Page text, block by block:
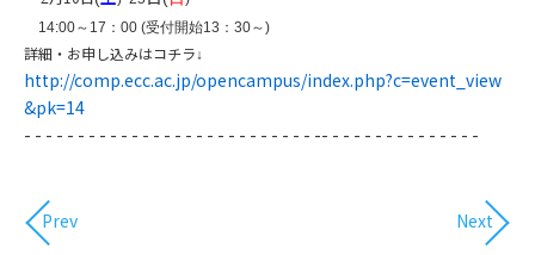
14:00～ 17 ： 00 (受付開始13 ： 30～)
詳細・お申し込みはコチラ↓
http://comp.ecc.ac.jp/opencampus/index.php?c=event_view
&pk=14
- - - - - - - - - - - - - - - - - - - - - - - - - - - -- - - - - - - - - - - - - - -
Prev Next